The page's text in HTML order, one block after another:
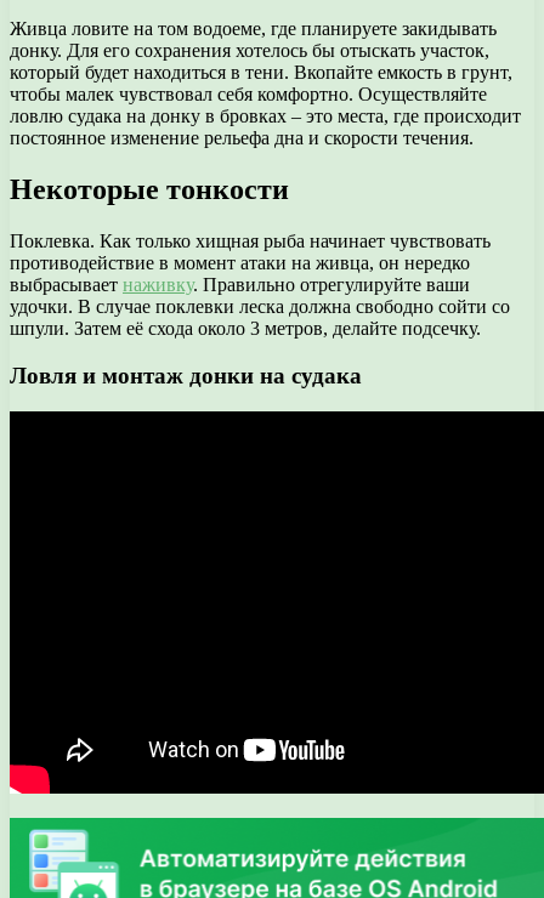
Живца ловите на том водоеме, где планируете закидывать
донку. Для его сохранения хотелось бы отыскать участок,
который будет находиться в тени. Вкопайте емкость в грунт,
чтобы малек чувствовал себя комфортно. Осуществляйте
ловлю судака на донку в бровках – это места, где происходит
постоянное изменение рельефа дна и скорости течения.
Некоторые тонкости
Поклевка. Как только хищная рыба начинает чувствовать
противодействие в момент атаки на живца, он нередко
выбрасывает наживку. Правильно отрегулируйте ваши
удочки. В случае поклевки леска должна свободно сойти со
шпули. Затем её схода около 3 метров, делайте подсечку.
Ловля и монтаж донки на судака